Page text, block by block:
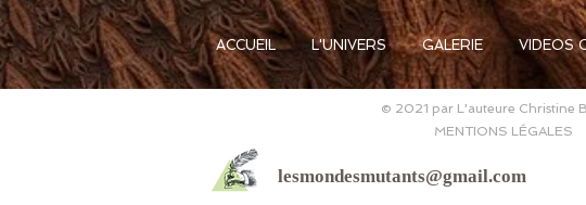
ACCUEIL L'UNIVERS GALERIE VIDEOS
© 2021 par L'auteure Christine
MENTIONS LÉGALES
lesmondesmutants@gmail.com